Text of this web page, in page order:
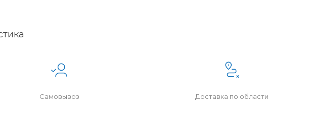
Самовывоз Доставка по области